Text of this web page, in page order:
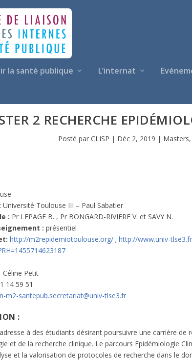
la santé publique L’internat
2 RECHERCHE
Posté parCLISP | Déc 2, 2019 | Masters,
Université Toulouse III – Paul Sabatier
: Pr LEPAGE B. , Pr BONGARD-RIVIERE V. et SAVY N.
: présentiel
http://m2repidemiotoulouse.org/ ; http://www.univ-
Céline Petit
14 59 51
m2-santepub.secretariat@univ-tlse3.fr
:
à des étudiants désirant poursuivre une carrière
et de la recherche clinique. Le parcours Epidémiologie
et la valorisation de protocoles de recherche dans le